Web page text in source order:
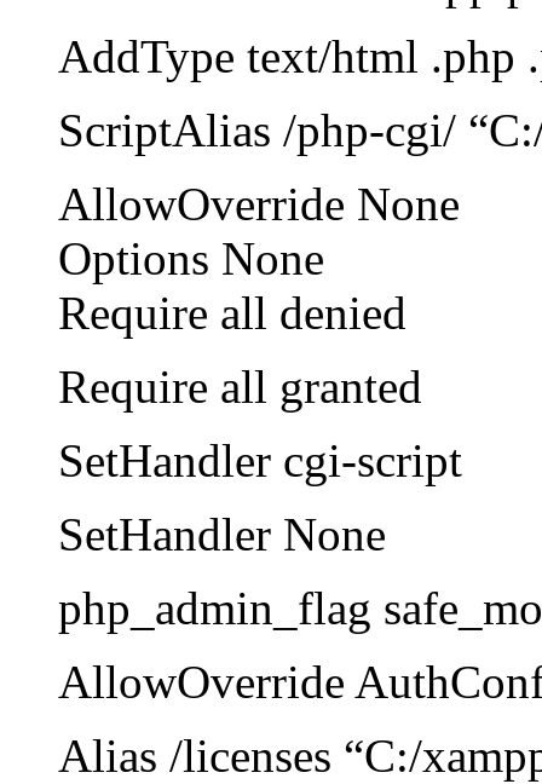
AddType text/html .php
ScriptAlias /php-cgi/
AllowOverride None
Options None
Require all denied
Require all granted
SetHandler cgi-script
SetHandler None
php_admin_flag
AllowOverride
Alias /licenses “C:/